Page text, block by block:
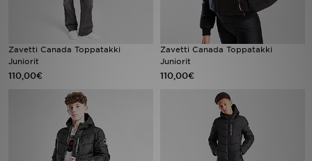
Zavetti Canada Toppatakki
Juniorit
110,00€
Zavetti Canada Toppatakki
Juniorit
110,00€
Jalkapallo
Lataa JD-sovellus
Minun JD